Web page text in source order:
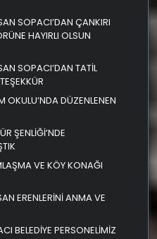
SOPACI’DAN ÇANKIRI
HAYIRLI OLSUN
SOPACI’DAN TATİL
DÜZENLENEN
ŞENLİĞİ’NDE
VE KÖY KONAĞI
ERENLERİNİ ANMA VE
BELEDİYE PERSONELİMİZ